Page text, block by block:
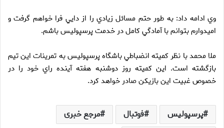
وي ادامه داد: به طور حتم مسائل زيادي را از دايي فرا خواهم گرفت و
اميدوارم بتوانم با آمادگي كامل در خدمت پرسپوليس باشم.
ملا محمد با نظر كميته انضباطي باشگاه پرسپوليس به تمرينات اين تيم
بازگشته است. اين كميته روز دوشنبه هفته آينده راي خود را در
خصوص غبيت اين بازيكن صادر خواهد كرد.
پرسپولیس فوتبال
مرجع خبری